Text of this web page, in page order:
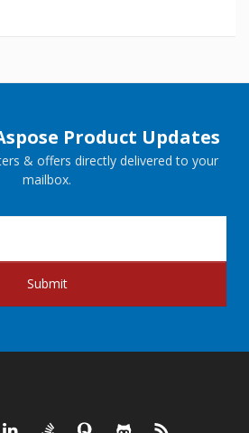
Product Updates
& offers directly delivered to your
mailbox.
Submit